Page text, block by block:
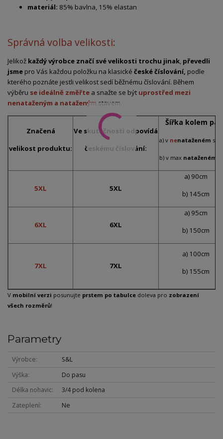
materiál: 85% bavlna, 15% elastan
Správná volba velikosti:
Jelikož každý výrobce značí své velikosti trochu jinak, převedli
jsme pro Vás každou položku na klasické české číslování, podle
kterého poznáte jestli velikost sedí běžnému číslování. Během
výběru se ideálně změřte a snažte se být uprostřed mezi
nenataženým a nataženým stavem.
Značená
velikost produktu:
Ve skutečnosti odpovídá
českému číslování:
Šířka kolem
a) v nenataženém
b) v max nataženém
5XL 5XL
a) 90cm
b) 145cm
6XL 6XL
a) 95cm
b) 150cm
7XL 7XL
a) 100cm
b) 155cm
V mobilní verzi posunujte prstem po tabulce doleva pro zobrazení
všech rozměrů!
Parametry
Výrobce
S&L
Výška
Do pasu
Délka nohavic
3/4 pod kolena
Zateplení
Ne